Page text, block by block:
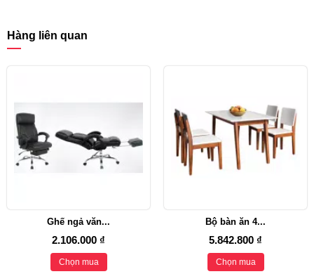
Hàng liên quan
Ghế ngả văn...
2.106.000 ₫
Chọn mua
Bộ bàn ăn 4...
5.842.800 ₫
Chọn mua